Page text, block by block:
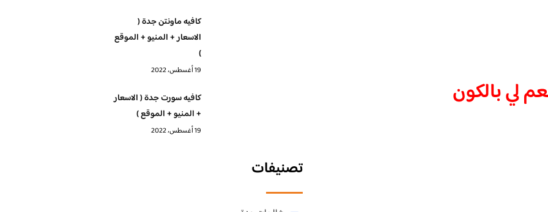
لي بالكون
كافيه ماونتن جدة (
الاسعار + المنيو + الموقع
)
19 أغسطس، 2022
كافيه سورت جدة ( الاسعار
+ المنيو + الموقع )
19 أغسطس، 2022
تصنيفات